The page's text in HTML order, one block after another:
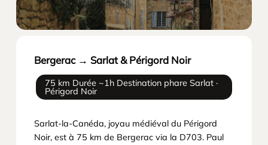
Bergerac → Sarlat & Périgord Noir
75 km Durée ~1h Destination phare Sarlat ·
Périgord Noir
Sarlat-la-Canéda, joyau médiéval du Périgord
Noir, est à 75 km de Bergerac via la D703. Paul